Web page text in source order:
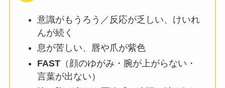
意識がもうろう／反応が乏しい、けいれ
んが続く
息が苦しい、唇や爪が紫色
FAST（顔のゆがみ・腕が上がらない・
言葉が出ない）